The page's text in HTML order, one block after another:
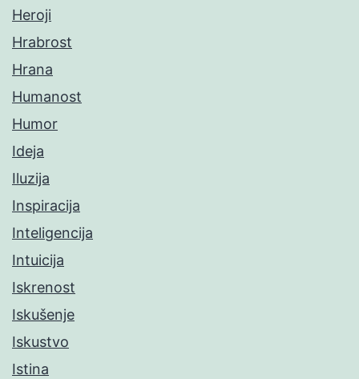
Heroji
Hrabrost
Hrana
Humanost
Humor
Ideja
Iluzija
Inspiracija
Inteligencija
Intuicija
Iskrenost
Iskušenje
Iskustvo
Istina